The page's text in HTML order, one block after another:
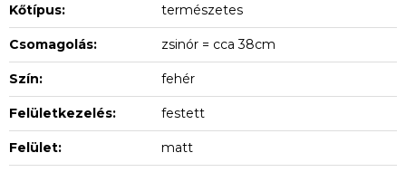
Kőtípus: természetes
Csomagolás: zsinór = cca 38cm
Szín: fehér
Felületkezelés: festett
Felület: matt